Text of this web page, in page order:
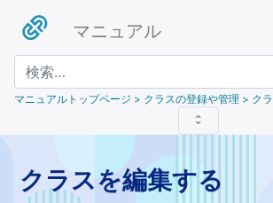
マニュアル
検索
マニュアルトップページ > クラスの登録や管理 > ク
クラスを編集する